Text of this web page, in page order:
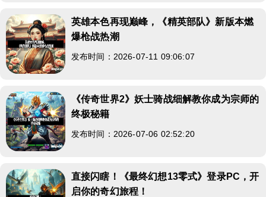
英雄本色再现巅峰，《精英部队》新版本燃
爆枪战热潮
发布时间：2026-07-11 09:06:07
《传奇世界2》妖士骑战细解教你成为宗师的
终极秘籍
发布时间：2026-07-06 02:52:20
直接闪瞎！《最终幻想13零式》登录PC，开
启你的奇幻旅程！